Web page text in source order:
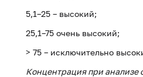
5,1–25 – высокий;
25,1–75 очень высокий;
> 75 – исключительно
Концентрация при анализе